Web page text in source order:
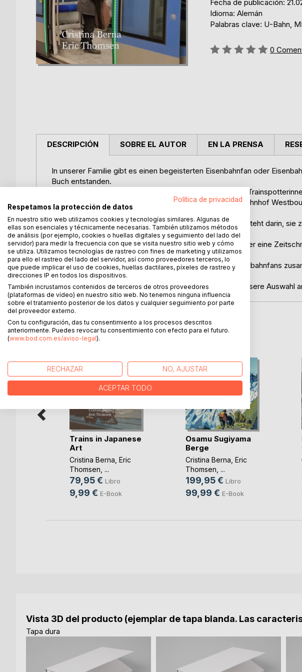
Fecha de publicación:
Idioma: Alemán
Palabras clave: U-Bahn,
Rating:
0
DESCRIPCIÓN
In unserer Familie gibt es einen begeisterten Eisenbahnfan oder
Buch entstanden.
Eisenbahnbegeisterte sind nichts Neues. Eine der ersten
1861 die Namen der Lokomotiven aufzeichnete, die am Bahnhof
vorbeifuhren.
Eine der vielen Aktivitäten von Eisenbahnbegeisterten besteht darin, sie
besteht darin, die Fotos zu teilen.
Eine weitere Freude ist es, dort zu sitzen und ein Buch oder eine
zu lesen oder darin zu blättern.
Dieses kleine Buch wurde auf Wunsch des Familien-Eisenbahnfans
deutschen U-Bahnen anzuschauen.
Wir nutzen die Gelegenheit und hoffen, dass der Leser unsere Auswahl
SOBRE EL AUTOR EN LA PRENSA
MÁS TÍTULOS DEBoD
Trains in Japanese
Art
Cristina Berna Eric
Thomsen , ...
79,95 € Libro
9,99 € E-Book
Osamu Sugiyama
Berge
Cristina Berna Eric
Thomsen , ...
199,95 € Libro
99,99 € E-Book
Vista 3D del producto (ejemplar de tapa blanda. Las
Tapa dura
Política de privacidad
Respetamos la protección de datos
En nuestro sitio web utilizamos cookies y tecnologías similares. Algunas de
ellas son esenciales y técnicamente necesarias. También utilizamos métodos
de análisis (por ejemplo, cookies o huellas digitales y seguimiento del lado del
servidor) para medir la frecuencia con que se visita nuestro sitio web y cómo
se utiliza. Utilizamos tecnologías de rastreo con fines de marketing y utilizamos
para ello el rastreo del lado del servidor, así como proveedores terceros, lo
que puede implicar el uso de cookies, huellas dactilares, píxeles de rastreo y
direcciones IP en todos los dispositivos.
También incrustamos contenidos de terceros de otros proveedores
(plataformas de vídeo) en nuestro sitio web. No tenemos ninguna influencia
sobre el tratamiento posterior de los datos y cualquier seguimiento por parte
del proveedor externo.
Con tu configuración, das tu consentimiento a los procesos descritos
anteriormente. Puedes revocar tu consentimiento con efecto para el futuro.
(www.bod.com.es/aviso-legal).
RECHAZAR NO, AJUSTAR
ACEPTAR TODO